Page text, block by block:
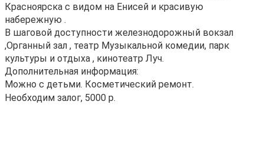
Красноярска с видом на Енисей и красивую
набережную .
В шаговой доступности железнодорожный вокзал
,Органный зал , театр Музыкальной комедии, парк
культуры и отдыха , кинотеатр Луч.
Дополнительная информация:
Можно с детьми. Косметический ремонт.
Необходим залог, 5000 р.